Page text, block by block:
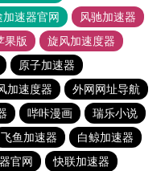
加速器官网
风驰加速器
果版
旋风加速度器
原子加速器
加速度器
外网网址导航
哔咔漫画
瑞乐小说
飞鱼加速器
白鲸加速器
官网
快联加速器